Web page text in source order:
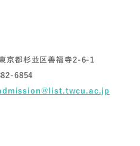
京都杉並区善福寺2-6-1
6854